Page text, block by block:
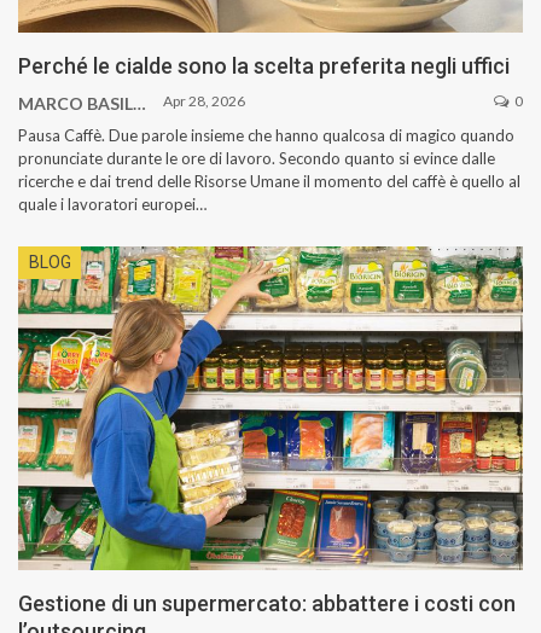
Perché le cialde sono la scelta preferita negli uffici
MARCO BASILE Apr 28, 2026 0
Pausa Caffè. Due parole insieme che hanno qualcosa di magico quando
pronunciate durante le ore di lavoro. Secondo quanto si evince dalle
ricerche e dai trend delle Risorse Umane il momento del caffè è quello al
quale i lavoratori europei…
BLOG
Gestione di un supermercato: abbattere i costi con